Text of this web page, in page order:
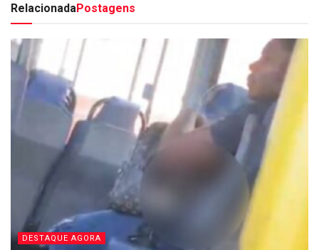
RelacionadaPostagens
DESTAQUE AGORA